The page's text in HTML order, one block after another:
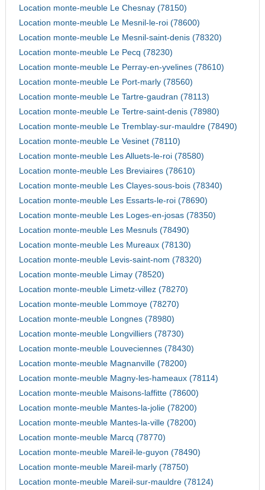
Location monte-meuble Le Chesnay (78150)
Location monte-meuble Le Mesnil-le-roi (78600)
Location monte-meuble Le Mesnil-saint-denis (78320)
Location monte-meuble Le Pecq (78230)
Location monte-meuble Le Perray-en-yvelines (78610)
Location monte-meuble Le Port-marly (78560)
Location monte-meuble Le Tartre-gaudran (78113)
Location monte-meuble Le Tertre-saint-denis (78980)
Location monte-meuble Le Tremblay-sur-mauldre (78490)
Location monte-meuble Le Vesinet (78110)
Location monte-meuble Les Alluets-le-roi (78580)
Location monte-meuble Les Breviaires (78610)
Location monte-meuble Les Clayes-sous-bois (78340)
Location monte-meuble Les Essarts-le-roi (78690)
Location monte-meuble Les Loges-en-josas (78350)
Location monte-meuble Les Mesnuls (78490)
Location monte-meuble Les Mureaux (78130)
Location monte-meuble Levis-saint-nom (78320)
Location monte-meuble Limay (78520)
Location monte-meuble Limetz-villez (78270)
Location monte-meuble Lommoye (78270)
Location monte-meuble Longnes (78980)
Location monte-meuble Longvilliers (78730)
Location monte-meuble Louveciennes (78430)
Location monte-meuble Magnanville (78200)
Location monte-meuble Magny-les-hameaux (78114)
Location monte-meuble Maisons-laffitte (78600)
Location monte-meuble Mantes-la-jolie (78200)
Location monte-meuble Mantes-la-ville (78200)
Location monte-meuble Marcq (78770)
Location monte-meuble Mareil-le-guyon (78490)
Location monte-meuble Mareil-marly (78750)
Location monte-meuble Mareil-sur-mauldre (78124)